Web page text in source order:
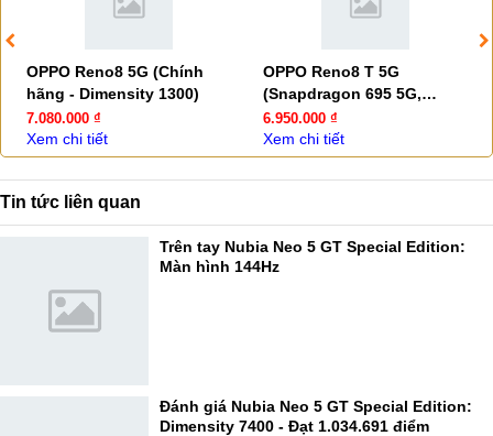
OPPO Reno8 5G (Chính
hãng - Dimensity 1300)
7.080.000 ₫
Xem chi tiết
OPPO Reno8 T 5G
(Snapdragon 695 5G,
camera 108MP)
6.950.000 ₫
Xem chi tiết
Tin tức liên quan
Trên tay Nubia Neo 5 GT Special Edition:
Màn hình 144Hz
Đánh giá Nubia Neo 5 GT Special Edition:
Dimensity 7400 - Đạt 1.034.691 điểm